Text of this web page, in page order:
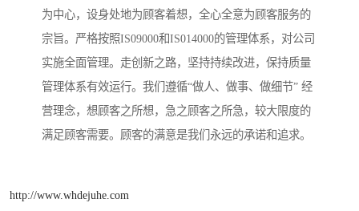
为中心，设身处地为顾客着想，全心全意为顾客服务的
宗旨。严格按照IS09000和IS014000的管理体系，对公司
实施全面管理。走创新之路，坚持持续改进，保持质量
管理体系有效运行。我们遵循“做人、做事、做细节” 经
营理念，想顾客之所想，急之顾客之所急，较大限度的
满足顾客需要。顾客的满意是我们永远的承诺和追求。
http://www.whdejuhe.com